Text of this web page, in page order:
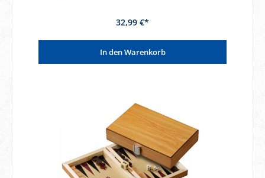
32,99 €*
In den Warenkorb